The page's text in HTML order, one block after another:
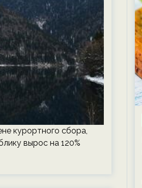
курортного сбора,
вырос на 120%